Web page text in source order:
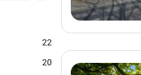
22
20